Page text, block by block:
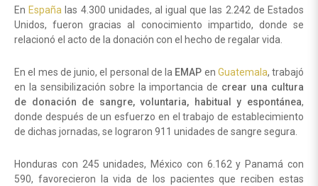
En España las 4.300 unidades, al igual que las 2.242 de Estados
Unidos, fueron gracias al conocimiento impartido, donde se
relacionó el acto de la donación con el hecho de regalar vida.
En el mes de junio, el personal de la EMAP en Guatemala, trabajó
en la sensibilización sobre la importancia de crear una cultura
de donación de sangre, voluntaria, habitual y espontánea,
donde después de un esfuerzo en el trabajo de establecimiento
de dichas jornadas, se lograron 911 unidades de sangre segura.
Honduras con 245 unidades, México con 6.162 y Panamá con
590, favorecieron la vida de los pacientes que reciben estas